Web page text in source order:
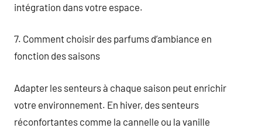
intégration dans votre espace.
7. Comment choisir des parfums d’ambiance en
fonction des saisons
Adapter les senteurs à chaque saison peut enrichir
votre environnement. En hiver, des senteurs
réconfortantes comme la cannelle ou la vanille